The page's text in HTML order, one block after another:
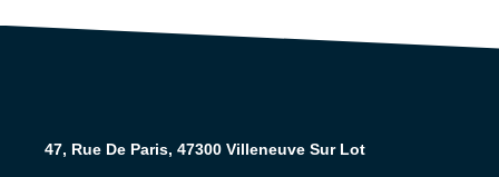
47, Rue De Paris, 47300 Villeneuve Sur Lot